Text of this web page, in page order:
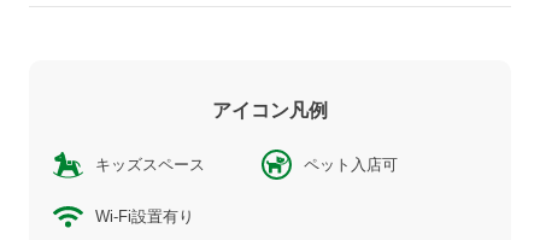
アイコン凡例
キッズスペース ペット入店可
Wi-Fi設置有り